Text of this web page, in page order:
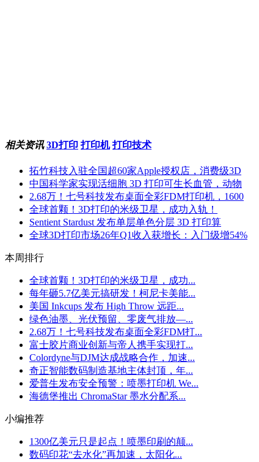
相关资讯 3D打印 打印机 打印技术
拓竹科技入驻全国超60家Apple授权店，消费级3D
中国科学家实现活细胞 3D 打印可生长血管，动物
2.68万！七号科技发布桌面全彩FDM打印机，1600
全球首颗！3D打印的米级卫星，成功入轨！
Sentient Stardust 发布单层单色分层 3D 打印算
全球3D打印市场26年Q1收入获增长：入门级增54%
本周排行
全球首颗！3D打印的米级卫星，成功...
每年砸5.7亿美元搞研发！柯尼卡美能...
美国 Inkcups 发布 High Throw 远距...
绿色油墨、光伏预留、零废气排放—...
2.68万！七号科技发布桌面全彩FDM打...
富士胶片商业创新与帝人携手实现打...
Colordyne与DJM达成战略合作，加速...
奇正智能数码制造基地主体封顶，年...
爱普生发布安全预警：喷墨打印机 We...
海德堡推出 ChromaStar 墨水分配系...
小编推荐
1300亿美元只是起点！喷墨印刷的颠...
数码印花“去水化”再加速，太阳化...